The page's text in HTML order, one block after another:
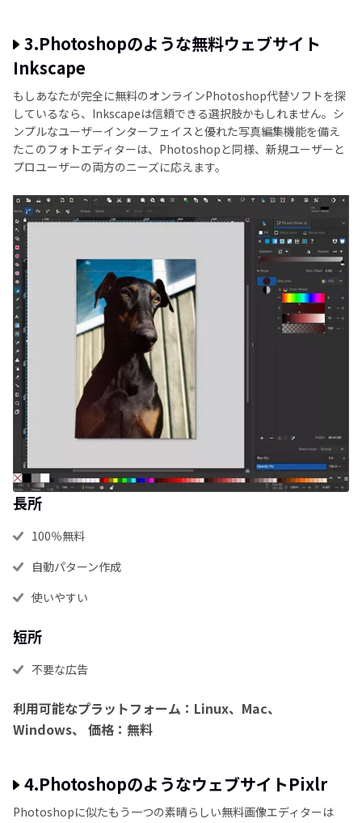
3.Photoshopのような無料ウェブサイト
Inkscape
もしあなたが完全に無料のオンラインPhotoshop代替ソフトを探
しているなら、Inkscapeは信頼できる選択肢かもしれません。シ
ンプルなユーザーインターフェイスと優れた写真編集機能を備え
たこのフォトエディターは、Photoshopと同様、新規ユーザーと
プロユーザーの両方のニーズに応えます。
長所
100％無料
自動パターン作成
使いやすい
短所
不要な広告
利用可能なプラットフォーム：Linux、Mac、
Windows、
価格：無料
4.PhotoshopのようなウェブサイトPixlr
Photoshopに似たもう一つの素晴らしい無料画像エディターは